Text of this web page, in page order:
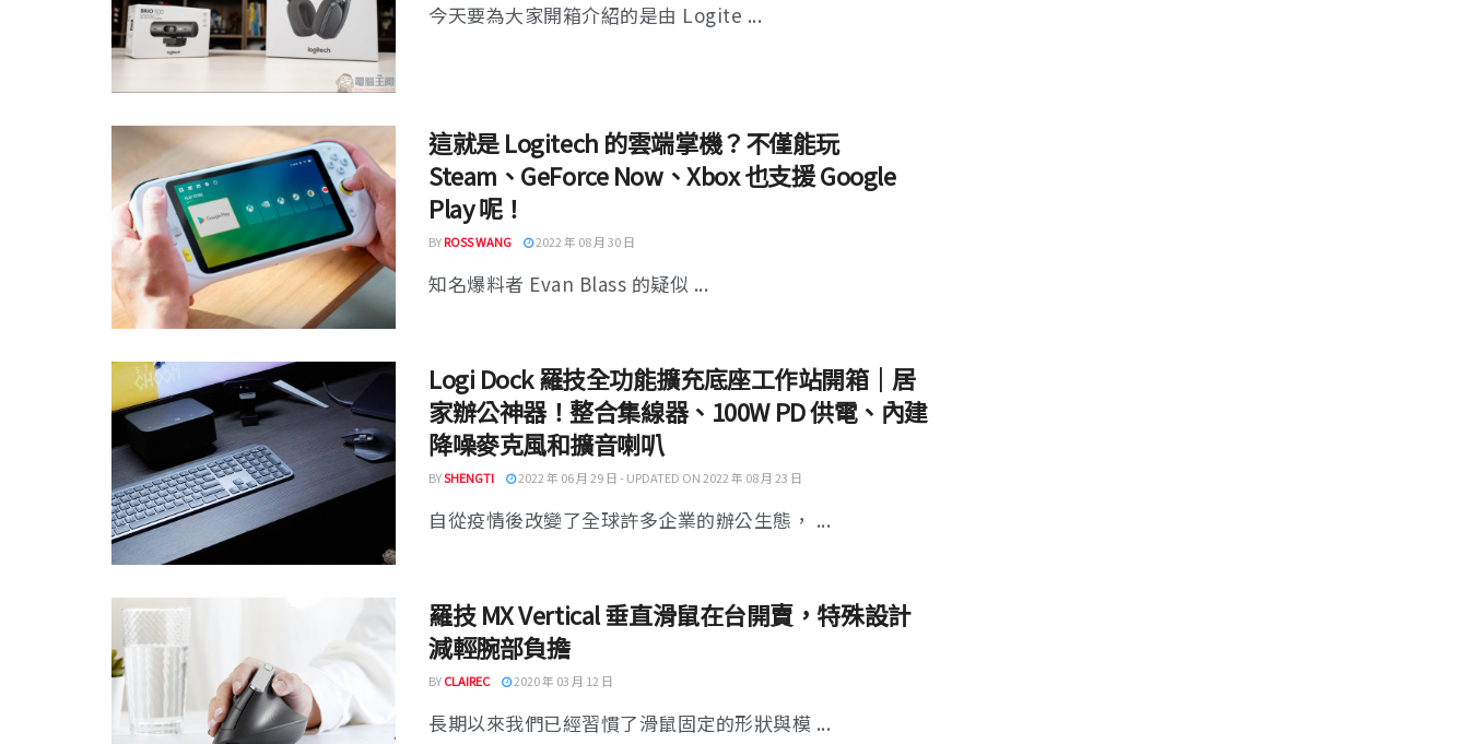
今天要為大家開箱介紹的是由 Logite ...
這就是 Logitech 的雲端掌機？不僅能玩
Steam、GeForce Now、Xbox 也支援 Google
Play 呢！
BYROSS WANG 2022 年 08 月 30 日
知名爆料者 Evan Blass 的疑似 ...
Logi Dock 羅技全功能擴充底座工作站開箱｜居
家辦公神器！整合集線器、100W PD 供電、內建
降噪麥克風和擴音喇叭
BYSHENGTI 2022 年 06 月 29 日 - UPDATED ON 2022 年 08 月 23 日
自從疫情後改變了全球許多企業的辦公生態， ...
羅技 MX Vertical 垂直滑鼠在台開賣，特殊設計
減輕腕部負擔
BYCLAIREC 2020 年 03 月 12 日
長期以來我們已經習慣了滑鼠固定的形狀與模 ...